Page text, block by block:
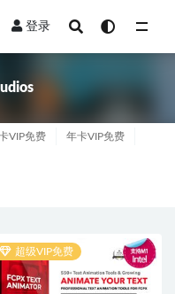
登录
VIP免费 年卡VIP免费
超级VIP免费